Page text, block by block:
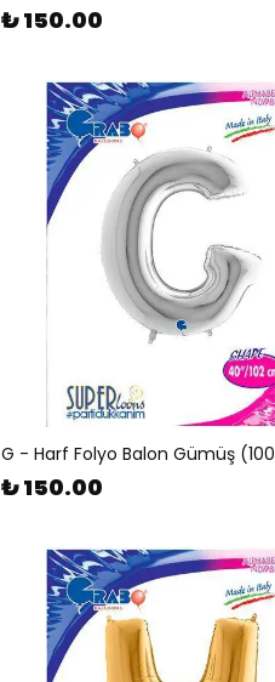
₺ 150.00
G - Harf Folyo Balon Gümüş
₺ 150.00